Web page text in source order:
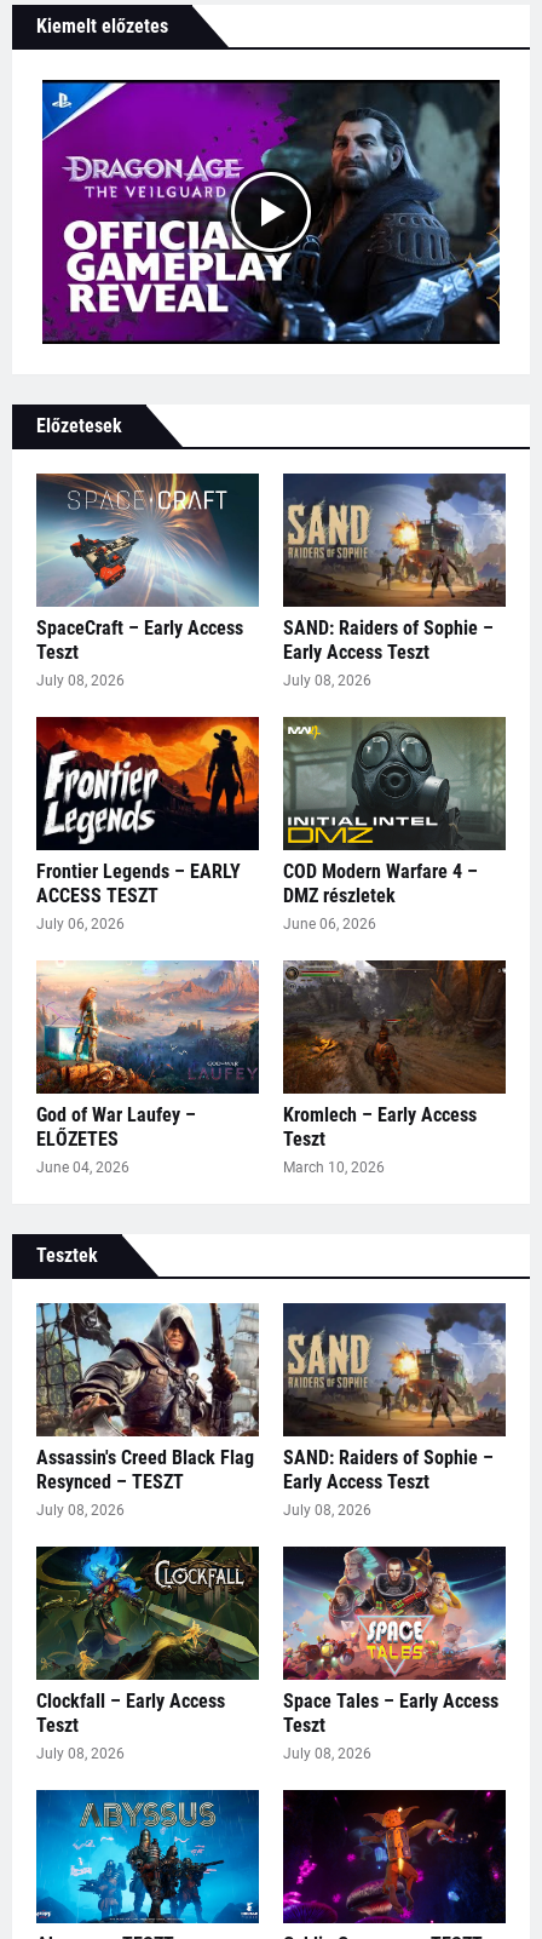
Kiemelt előzetes
Előzetesek
SpaceCraft – Early Access
Teszt
July 08, 2026
SAND: Raiders of Sophie –
Early Access Teszt
July 08, 2026
Frontier Legends – EARLY
ACCESS TESZT
July 06, 2026
COD Modern Warfare 4 –
DMZ részletek
June 06, 2026
God of War Laufey –
ELŐZETES
June 04, 2026
Kromlech – Early Access
Teszt
March 10, 2026
Tesztek
Assassin's Creed Black Flag
Resynced – TESZT
July 08, 2026
SAND: Raiders of Sophie –
Early Access Teszt
July 08, 2026
Clockfall – Early Access
Teszt
July 08, 2026
Space Tales – Early Access
Teszt
July 08, 2026